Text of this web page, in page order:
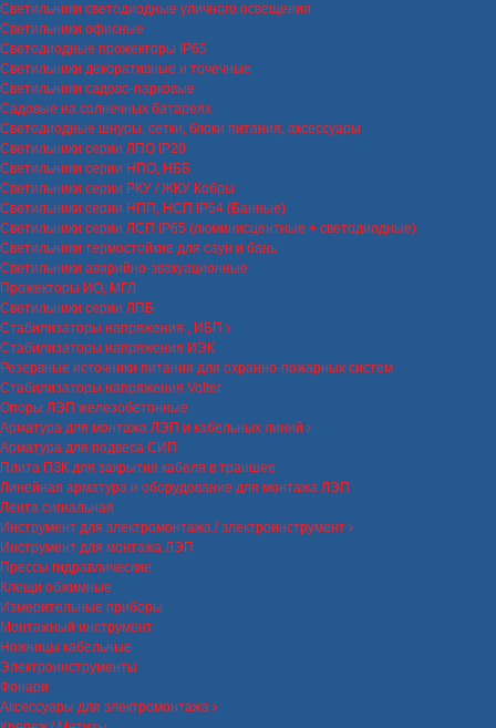
Светильники светодиодные уличного освещения
Светильники офисные
Светодиодные прожекторы IP65
Светильники декоративные и точечные
Светильники садово-парковые
Садовые на солнечных батареях
Светодиодные шнуры, сетки, блоки питания, аксессуары
Светильники серии ЛПО IP20
Светильники серии НПО, НББ
Светильники серии РКУ / ЖКУ Кобры
Светильники серии НПП, НСП IP54 (Банные)
Светильники серии ЛСП IP65 (люминисцентные + светодиодные)
Светильники термостойкие для саун и бань
Светильники аварийно-эвакуационные
Прожекторы ИО, МГЛ
Светильники серии ЛПБ
Стабилизаторы напряжения , ИБП
Стабилизаторы напряжения ИЭК
Резервные источники питания для охранно-пожарных систем
Стабилизаторы напряжения Volter
Опоры ЛЭП железобетонные
Арматура для монтажа ЛЭП и кабельных линий
Арматура для подвеса СИП
Плита ПЗК для закрытия кабеля в траншее
Линейная арматура и оборудование для монтажа ЛЭП
Лента сигнальная
Инструмент для электромонтажа / электроинструмент
Инструмент для монтажа ЛЭП
Прессы гидравлические
Клещи обжимные
Измерительные приборы
Монтажный инструмент
Ножницы кабельные
Электроинструменты
Фонари
Аксессуары для электромонтажа